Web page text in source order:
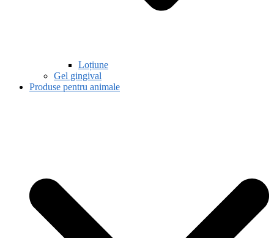
Loțiune
Gel gingival
Produse pentru animale